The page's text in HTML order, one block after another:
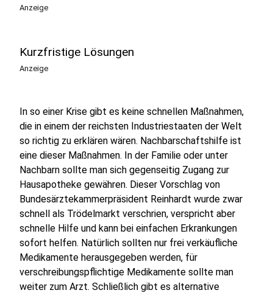
Anzeige
Kurzfristige Lösungen
Anzeige
In so einer Krise gibt es keine schnellen Maßnahmen,
die in einem der reichsten Industriestaaten der Welt
so richtig zu erklären wären. Nachbarschaftshilfe ist
eine dieser Maßnahmen. In der Familie oder unter
Nachbarn sollte man sich gegenseitig Zugang zur
Hausapotheke gewähren. Dieser Vorschlag von
Bundesärztekammerpräsident Reinhardt wurde zwar
schnell als Trödelmarkt verschrien, verspricht aber
schnelle Hilfe und kann bei einfachen Erkrankungen
sofort helfen. Natürlich sollten nur frei verkäufliche
Medikamente herausgegeben werden, für
verschreibungspflichtige Medikamente sollte man
weiter zum Arzt. Schließlich gibt es alternative